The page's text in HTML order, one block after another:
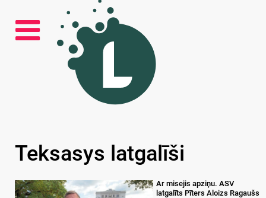
Teksasys latgalīši
Ar misejis apziņu. ASV
latgalīts Pīters Aloizs Ragaušs